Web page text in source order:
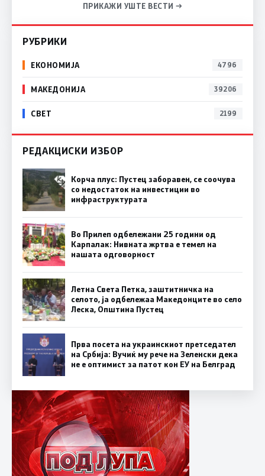
ПРИКАЖИ УШТЕ ВЕСТИ →
РУБРИКИ
ЕКОНОМИЈА 4796
МАКЕДОНИЈА 39206
СВЕТ 2199
РЕДАКЦИСКИ ИЗБОР
Корча плус: Пустец заборавен, се соочува
со недостаток на инвестиции во
инфраструктурата
Во Прилеп одбележани 25 години од
Карпалак: Нивната жртва е темел на
нашата одговорност
Летна Света Петка, заштитничка на
селото, ја одбележаа Македонците во село
Леска, Општина Пустец
Прва посета на украинскиот претседател
на Србија: Вучиќ му рече на Зеленски дека
не е оптимист за патот кон ЕУ на Белград